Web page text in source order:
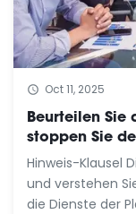
Oct 11, 2025
Beurteilen Sie
stoppen Sie
Hinweis-Klausel
und verstehen
die Dienste der